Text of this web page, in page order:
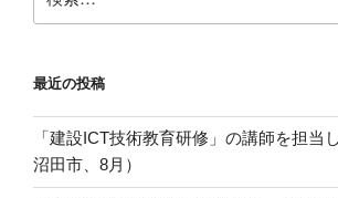
索:
最近の投稿
「建設ICT技術教育研修」の講師を担当
沼田市、8月）